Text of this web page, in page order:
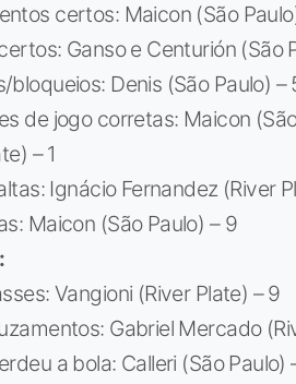
certos: Maicon (São
Ganso e Centurión (São
Denis (São Paulo) –
de jogo corretas: Maicon
– 1
Ignácio Fernandez (River
Maicon (São Paulo) – 9
Vangioni (River Plate) – 9
Gabriel Mercado
a bola: Calleri (São Paulo)